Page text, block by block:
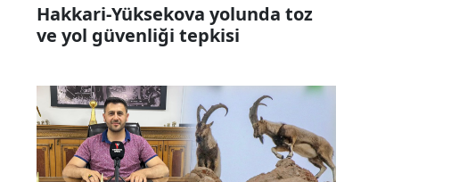
Hakkari-Yüksekova yolunda toz
ve yol güvenliği tepkisi